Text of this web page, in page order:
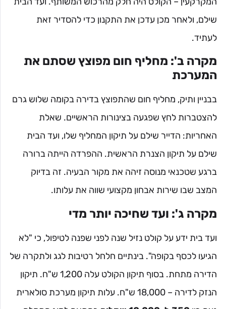
שילם, ולאחר מכן עדכן את התקנון כדי להסדיר זאת
לעתיד.
מקרה ב': מחליף חום מפוצץ שסתם את
המערכת
בבניין ותיק, מחליף חום שהתפוצץ בדירה בקומה שלוש גרם
להצטברות לחץ שפגעה בצינורות הראשיים. שאלת
האחריות: הדייר שילם על תיקון המחליף שלו, ועד הבית
שילם על תיקון הצנרת הראשית. ההפרדה הייתה ברורה
ברגע שטכנאי מנוסה זיהה את מקור הבעיה. זה בדיוק
המצב שבו שירות אבחון מקצועי שווה את עלותו.
מקרה ג': ועד שחיכה יותר מדי
ועד בית ידע על קולט נזיל שנה לפני שפנה לטיפול, כי "לא
הגיעו לכסף בקופה". בינתיים חלחל רטיבות לגג ולתקרה של
הדירה מתחת. בסוף תיקון הקולט עלה 1,200 ש"ח. תיקון
הנזק לדירה – 18,000 ש"ח. עלות תיקון מערכת סולארית